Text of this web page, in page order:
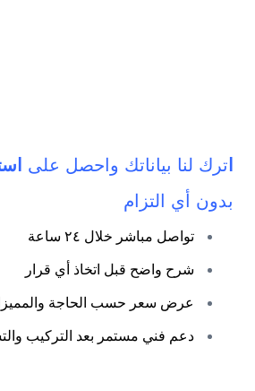
ترك لنا بياناتك واحصل على
بدون أي التزام
تواصل مباشر خلال ٢٤ ساعة
شرح واضح قبل اتخاذ أي قرار
عرض سعر حسب الحاجة
دعم فني مستمر بعد التركيب